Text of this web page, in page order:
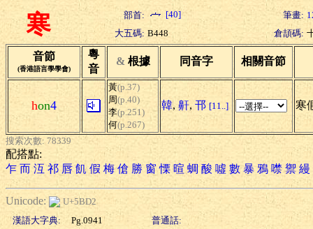
寒 部首: [40] 筆畫:
大五碼: B448 倉頡碼:
音節
(香港語言學學會)
粵
音
& 根據 同音字 相關音節
hon4
黃(p.37)
周(p.40)
李(p.251)
何(p.267)
韓, 鼾, 邗 [11..] 寒
搜索次數: 78339
配搭點:
乍 而 沍 祁 唇 飢 假 梅 傖 勝 窗 慄 暄 蜩 酸 噓 數 暴 鴉 噤 禦 縵
Unicode:
U+5BD2
漢語大字典:
Pg.0941 普通話: